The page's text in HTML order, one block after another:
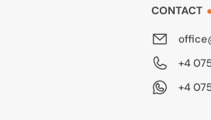
CONTACT
+4
+4